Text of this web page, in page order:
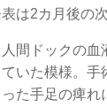
は2カ月後の
間ドックの
いた模様。
た手足の痺